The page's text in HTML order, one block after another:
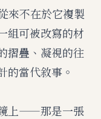
來不在於它複製
組可被改寫的材
摺疊、凝視的往
的當代敘事。
上——那是一張